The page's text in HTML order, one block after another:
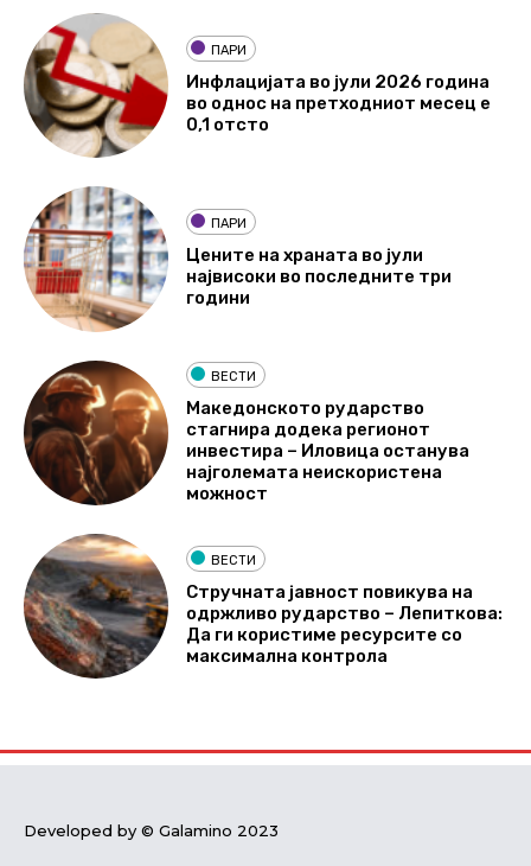
ПАРИ
Инфлацијата во јули 2026 година
во однос на претходниот месец е
0,1 отсто
ПАРИ
Цените на храната во јули
највисоки во последните три
години
ВЕСТИ
Македонското рударство
стагнира додека регионот
инвестира – Иловица останува
најголемата неискористена
можност
ВЕСТИ
Стручната јавност повикува на
одржливо рударство – Лепиткова:
Да ги користиме ресурсите со
максимална контрола
Developed by © Galamino 2023